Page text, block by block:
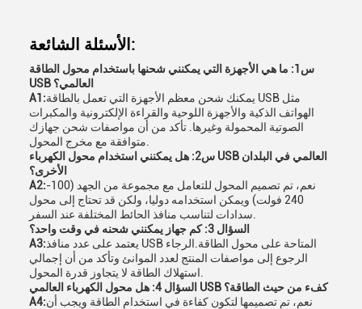
الأسئلة الشائعة:
س1: ما هي الأجهزة التي يمكنني شحنها باستخدام محول الطاقة
USB العالمي؟
A1:يمكنك شحن معظم الأجهزة التي تعمل بالطاقة USB مثل
الهواتف الذكية والأجهزة اللوحية والقراءة الإلكترونية والمكبرات
الصوتية المحمولة وغيرها. تأكد من أن مواصفات شحن جهازك
س2: هل يمكنني استخدام محول الكهرباء USB العالمي في البلدان
الأخرى؟
A2:نعم، تم تصميم المحول للتعامل مع مجموعة من الجهد (100-
240 فولت) ويمكن استخدامه دوليا، ولكن قد تحتاج إلى محول
السؤال 3: كم جهاز يمكنني شحنه في وقت واحد؟
A3:يعتمد على عدد منافذ USB المتاحة على محول الطاقة.الرجاء
الرجوع إلى مواصفات المنتج لعدد الموانئ وتأكد من أن إجمالي
السؤال 4: هل محول الكهرباء العالمي USB كفء من حيث الطاقة؟
A4:نعم، تم تصميمها لتكون كفاءة في استخدام الطاقة ويجب أن